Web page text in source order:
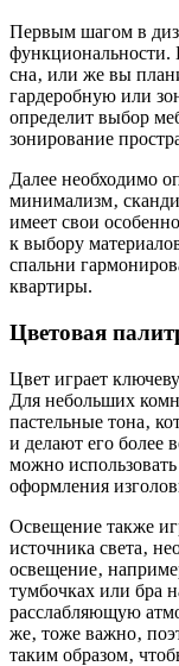
Первым шагом в
функциональности.
сна‚ или же вы
гардеробную или
определит выбор
зонирование
Далее необходимо
минимализм‚
имеет свои
к выбору
спальни
квартиры.
Цветовая
Цвет играет
Для небольших
пастельные тона‚
и делают его более
можно использовать
оформления
Освещение также
источника света‚
освещение‚
тумбочках или бра
расслабляющую
же‚ тоже важно‚
таким образом‚